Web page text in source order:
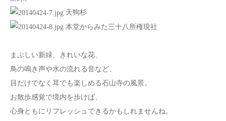
天狗杉
本堂からみた三十八所権現社
まぶしい新緑、きれいな花、
鳥の鳴き声や水の流れる音など、
目だけでなく耳でも楽しめる石山寺の風景。
お散歩感覚で境内を歩けば、
心身ともにリフレッシュできるかもしれませんね。